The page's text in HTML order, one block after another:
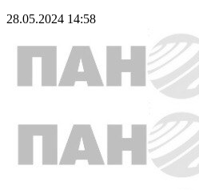
28.05.2024 14:58